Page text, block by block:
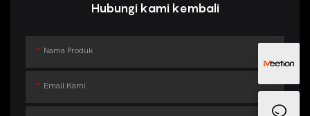
Hubungi kami kembali
Nama Produk
Email Kami